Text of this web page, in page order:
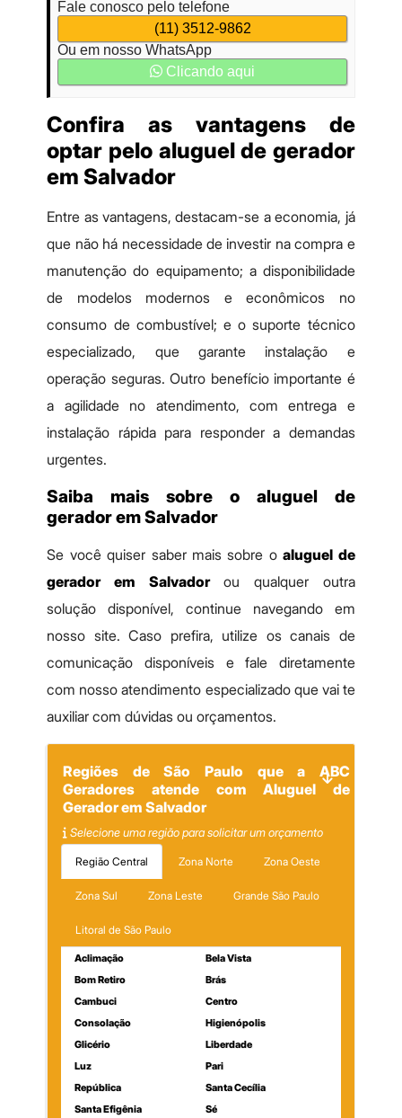
Fale conosco pelo telefone
(11) 3512-9862
Ou em nosso WhatsApp
Clicando aqui
Confira as vantagens de
optar pelo aluguel de gerador
em Salvador
Entre as vantagens, destacam-se a economia, já
que não há necessidade de investir na compra e
manutenção do equipamento; a disponibilidade
de modelos modernos e econômicos no
consumo de combustível; e o suporte técnico
especializado, que garante instalação e
operação seguras. Outro benefício importante é
a agilidade no atendimento, com entrega e
instalação rápida para responder a demandas
urgentes.
Saiba mais sobre o aluguel de
gerador em Salvador
Se você quiser saber mais sobre oaluguel de
gerador em Salvadorou qualquer outra
solução disponível, continue navegando em
nosso site. Caso prefira, utilize os canais de
comunicação disponíveis e fale diretamente
com nosso atendimento especializado que vai te
auxiliar com dúvidas ou orçamentos.
Regiões de São Paulo que a ABC
Geradores atende com Aluguel de
Gerador em Salvador
Selecione uma região para solicitar um orçamento
Região Central Zona Norte Zona Oeste
Zona Sul Zona Leste Grande São Paulo
Litoral de São Paulo
Aclimação
Bela Vista
Bom Retiro
Brás
Cambuci
Centro
Consolação
Higienópolis
Glicério
Liberdade
Luz
Pari
República
Santa Cecília
Santa Efigênia
Sé